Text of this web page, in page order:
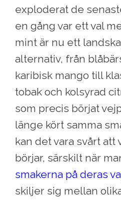
exploderat de
en gång var ett val
mint är nu ett
alternativ, från
karibisk mango till
tobak och kolsyrad
som precis börjat
länge kört samma
kan det vara svårt att
börjar, särskilt när
smakerna på deras
skiljer sig mellan